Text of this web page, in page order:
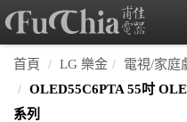
首頁 LG 樂金
電視/家庭
OLED55C6PTA 55吋
系列